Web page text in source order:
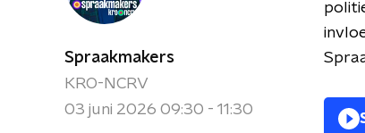
Spraakmakers
KRO-NCRV
03 juni 2026 09:30 - 11:30